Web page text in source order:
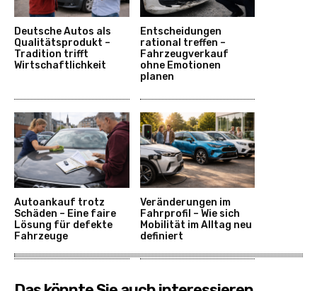
Deutsche Autos als
Qualitätsprodukt –
Tradition trifft
Wirtschaftlichkeit
Entscheidungen
rational treffen –
Fahrzeugverkauf
ohne Emotionen
planen
Autoankauf trotz
Schäden – Eine faire
Lösung für defekte
Fahrzeuge
Veränderungen im
Fahrprofil – Wie sich
Mobilität im Alltag neu
definiert